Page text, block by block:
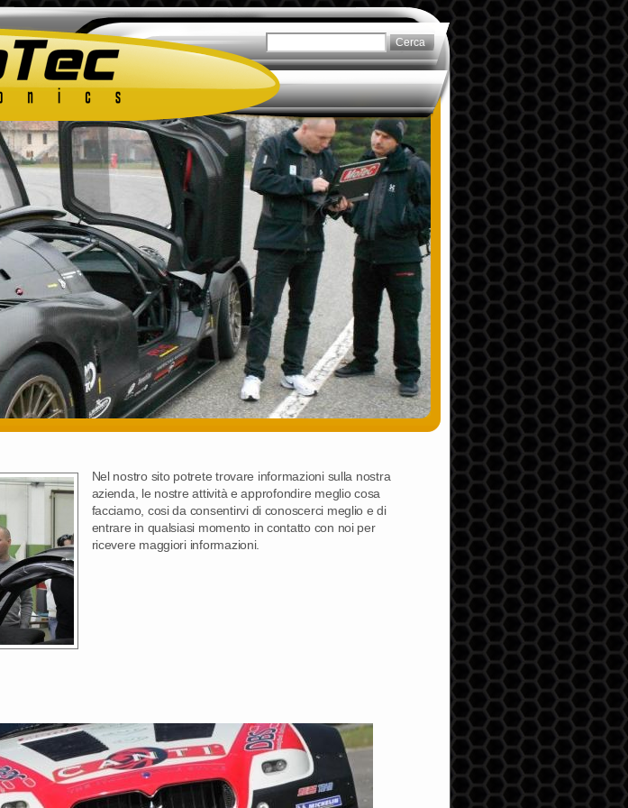
Nel nostro sito potrete trovare informazioni sulla nostra
azienda, le nostre attività e approfondire meglio cosa
facciamo, cosi da consentirvi di conoscerci meglio e di
entrare in qualsiasi momento in contatto con noi per
ricevere maggiori informazioni.